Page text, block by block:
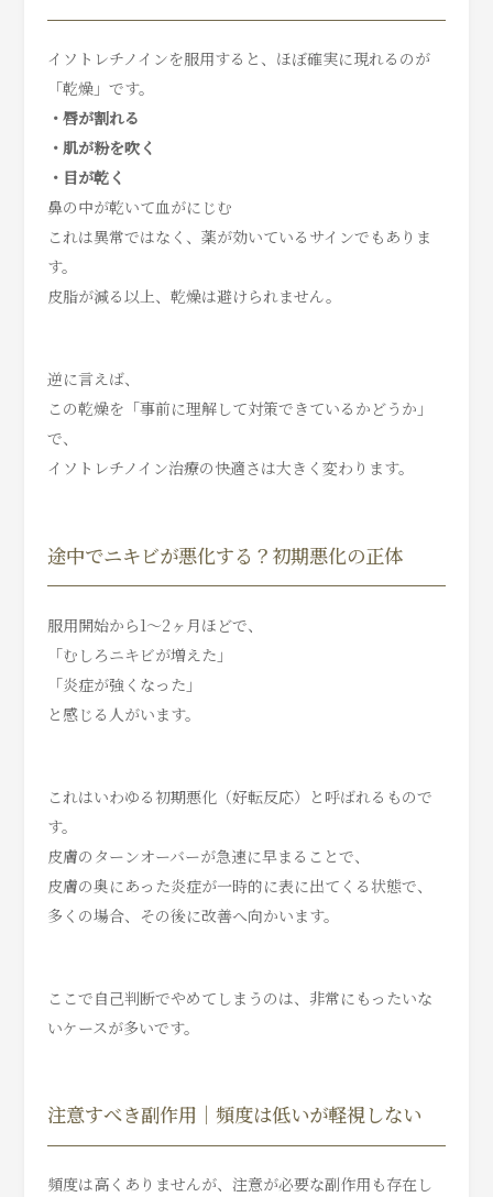
イソトレチノインを服用すると、ほぼ確実に現れるのが
「乾燥」です。
・唇が割れる
・肌が粉を吹く
・目が乾く
鼻の中が乾いて血がにじむ
これは異常ではなく、薬が効いているサインでもありま
す。
皮脂が減る以上、乾燥は避けられません。
逆に言えば、
この乾燥を「事前に理解して対策できているかどうか」
で、
イソトレチノイン治療の快適さは大きく変わります。
途中でニキビが悪化する？初期悪化の正体
服用開始から1〜2ヶ月ほどで、
「むしろニキビが増えた」
「炎症が強くなった」
と感じる人がいます。
これはいわゆる初期悪化（好転反応）と呼ばれるもので
す。
皮膚のターンオーバーが急速に早まることで、
皮膚の奥にあった炎症が一時的に表に出てくる状態で、
多くの場合、その後に改善へ向かいます。
ここで自己判断でやめてしまうのは、非常にもったいな
いケースが多いです。
注意すべき副作用｜頻度は低いが軽視しない
頻度は高くありませんが、注意が必要な副作用も存在し